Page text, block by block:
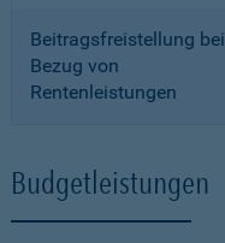
Beitragsfreistellung bei
Bezug von
Rentenleistungen
Budgetleistungen